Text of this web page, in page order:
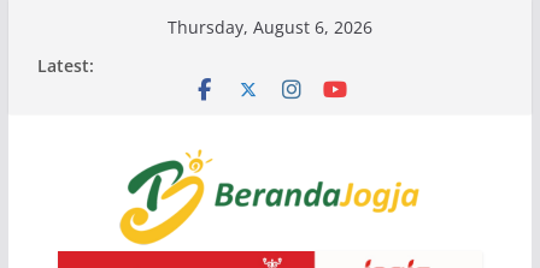
Thursday, August 6, 2026
Latest: